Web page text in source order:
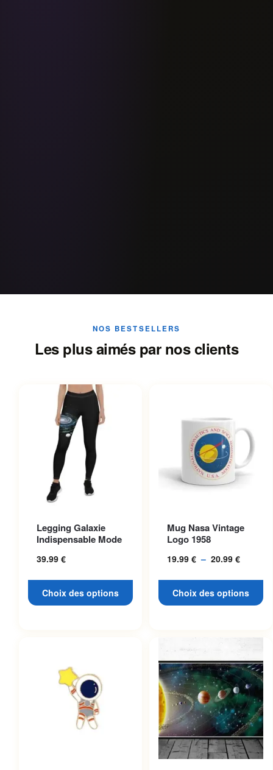
NOS BESTSELLERS
Les plus aimés par nos clients
Legging Galaxie
Indispensable Mode
39.99 €
Choix des options
variations. Les options
peuvent être choisies sur la
page du produit
Mug Nasa Vintage
Logo 1958
19.99 € – 20.99 €
19.99 €
Choix des options
variations. Les options
peuvent être choisies sur la
page du produit